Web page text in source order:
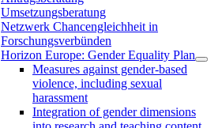
Umsetzungsberatung
Netzwerk Chancengleichheit in
Forschungsverbünden
Horizon Europe: Gender Equality Plan
Measures against gender-based
violence, including sexual
harassment
Integration of gender dimensions